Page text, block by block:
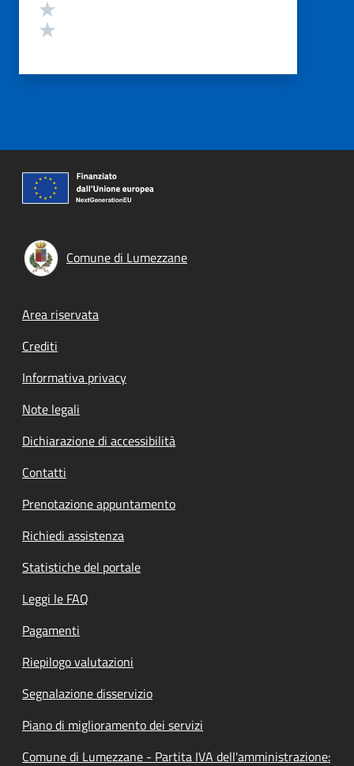
Comune di Lumezzane
Footer menu
Area riservata
Crediti
Informativa privacy
Note legali
Dichiarazione di accessibilità
Contatti
Prenotazione appuntamento
Richiedi assistenza
Statistiche del portale
Leggi le FAQ
Pagamenti
Riepilogo valutazioni
Segnalazione disservizio
Piano di miglioramento dei servizi
Comune di Lumezzane - Partita IVA dell'amministrazione: